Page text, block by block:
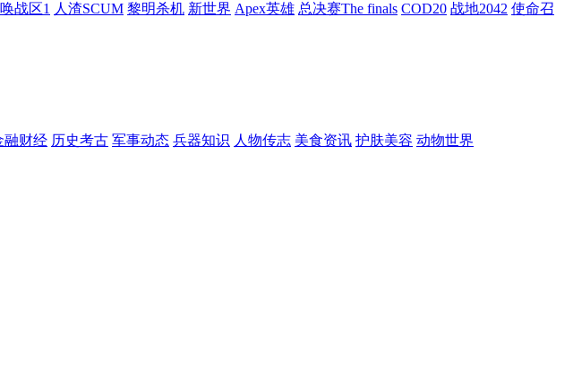
战区1 人渣SCUM 黎明杀机 新世界 Apex英雄 总决赛The finals COD20 战地2042 使命召
融财经 历史考古 军事动态 兵器知识 人物传志 美食资讯 护肤美容 动物世界